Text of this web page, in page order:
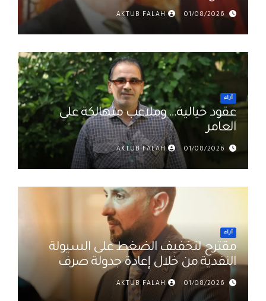
01/08/2026
AKTUB FALAH
أراء
عقود خيالية… وملاعب متهالكة علي
العامر
01/08/2026
AKTUB FALAH
أراء
مقترح لتخفيف الضغط على السيولة
النقدية من خلال إعادة جدولة صرف
رواتب الموظفين في العراق د. عمر
حميد
01/08/2026
AKTUB FALAH